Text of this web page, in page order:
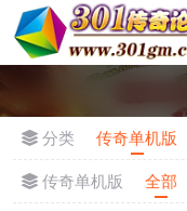
分类
传奇单机版
传奇单机版
全部